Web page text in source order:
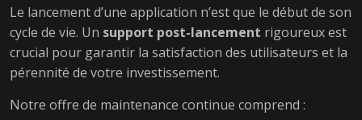
Le lancement d’une application n’est que le début de son
cycle de vie. Un support post-lancement rigoureux est
crucial pour garantir la satisfaction des utilisateurs et la
pérennité de votre investissement.
Notre offre de maintenance continue comprend :